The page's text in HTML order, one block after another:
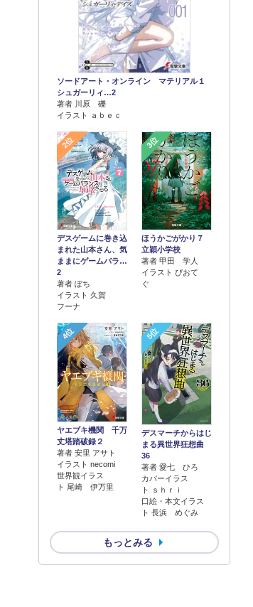
ソードアート・オンライン マテリアル１
シュガーリィ…2
著者 川原 礫
イラスト ａｂｅｃ
2位
デスゲームに巻き込
まれた山本さん、気
ままにゲームバラ…
2
著者 ぽち
イラスト 久賀
フーナ
3位
ほうかごがかり７
立穎小学校
著者 甲田 学人
イラスト ぴおて
ぐ
4位
ヤエブキ機関 千万
丈塔踏破録２
著者 安里 アサト
イラスト necomi
世界観イラス
ト 尾崎 伊万里
5位
デスマーチからはじ
まる異世界狂想曲
36
著者 愛七 ひろ
カバーイラス
ト ｓｈｒｉ
口絵・本文イラス
ト 長浜 めぐみ
もっとみる